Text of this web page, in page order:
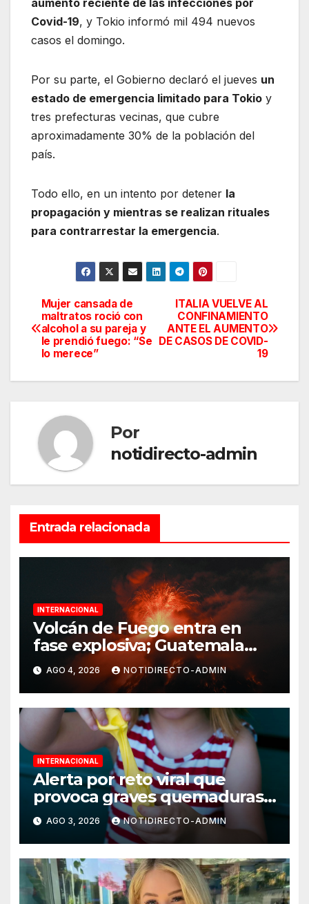
aumento reciente de las infecciones por
Covid-19, y Tokio informó mil 494 nuevos
casos el domingo.
Por su parte, el Gobierno declaró el jueves un
estado de emergencia limitado para Tokio y
tres prefecturas vecinas, que cubre
aproximadamente 30% de la población del
país.
Todo ello, en un intento por detener la
propagación y mientras se realizan rituales
para contrarrestar la emergencia.
Navegación
de
ITALIA VUELVE AL
CONFINAMIENTO
ANTE EL AUMENTO
DE CASOS DE COVID-
19
Mujer cansada de
maltratos roció con
alcohol a su pareja y
le prendió fuego: “Se
lo merece”
Por
notidirecto-admin
Entrada relacionada
INTERNACIONAL
Volcán de Fuego entra en
fase explosiva; Guatemala
activa alerta anaranjada
AGO 4, 2026 NOTIDIRECTO-ADMIN
INTERNACIONAL
Alerta por reto viral que
provoca graves quemaduras
en menores
AGO 3, 2026 NOTIDIRECTO-ADMIN